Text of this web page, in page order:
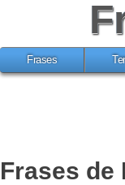
Frases
Frases de